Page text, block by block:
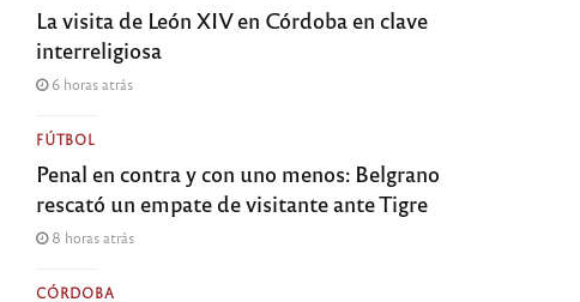
La visita de León XIV en Córdoba en clave
interreligiosa
6 horas atrás
FÚTBOL
Penal en contra y con uno menos: Belgrano
rescató un empate de visitante ante Tigre
8 horas atrás
CÓRDOBA